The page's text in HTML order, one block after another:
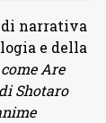
di narrativa
e della
Are
Shotaro